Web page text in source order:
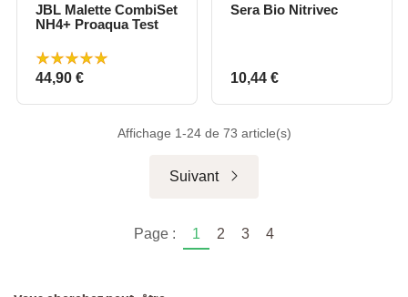
JBL Malette CombiSet
NH4+ Proaqua Test
Prix
44,90 €
Sera Bio Nitrivec
Prix
10,44 €
Affichage 1-24 de 73 article(s)
Suivant
Page : 1 2 3 4